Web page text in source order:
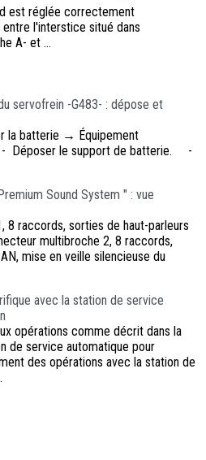
est réglée correctement
entre l'interstice situé dans
A- et ...
servofrein -G483- : dépose et
la batterie → Équipement
- Déposer le support de batterie. -
Sound System " : vue
8 raccords, sorties de haut-parleurs
multibroche 2, 8 raccords,
mise en veille silencieuse du
avec la station de service
opérations comme décrit dans la
de service automatique pour
des opérations avec la station de